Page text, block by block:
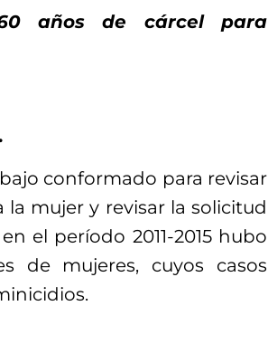
años de cárcel para
conformado para revisar
mujer y revisar la solicitud
el período 2011-2015 hubo
de mujeres, cuyos casos